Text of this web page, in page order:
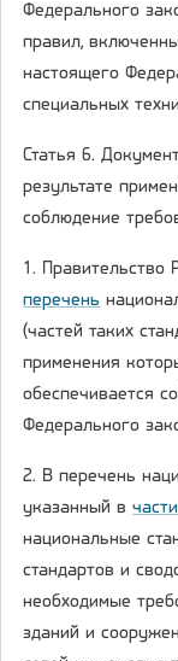
Федерального
правил,
настоящего
специальных
Статья 6.
результате
соблюдение
1. Правительство
перечень
(частей таких
применения
обеспечивается
Федерального
2. В перечень
указанный в
национальные
стандартов и
необходимые
зданий и